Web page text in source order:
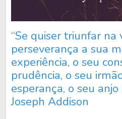
“Se quiser triunfar na
perseverança a sua
experiência, o seu
prudência, o seu
esperança, o seu anjo
Joseph Addison